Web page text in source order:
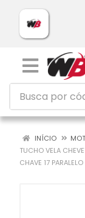
INÍCIO
TUCHO VELA
CHAVE 17 PARALELO